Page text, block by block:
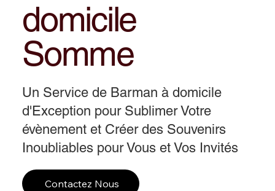
domicile
Somme
Un Service de Barman à domicile
d'Exception pour Sublimer Votre
évènement et Créer des Souvenirs
Inoubliables pour Vous et Vos Invités
Contactez Nous